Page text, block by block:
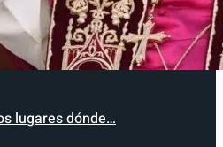
lugares dónde…